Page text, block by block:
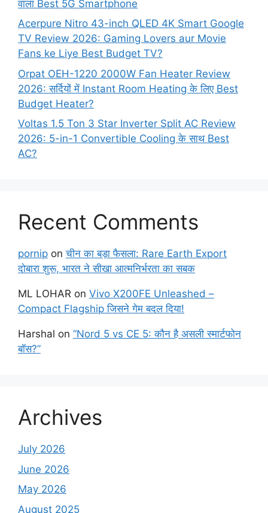
वाला Best 5G Smartphone
Acerpure Nitro 43-inch QLED 4K Smart Google
TV Review 2026: Gaming Lovers aur Movie
Fans ke Liye Best Budget TV?
Orpat OEH-1220 2000W Fan Heater Review
2026: सर्दियों में Instant Room Heating के लिए Best
Budget Heater?
Voltas 1.5 Ton 3 Star Inverter Split AC Review
2026: 5-in-1 Convertible Cooling के साथ Best
AC?
Recent Comments
pornip onचीन का बड़ा फैसला: Rare Earth Export
दोबारा शुरू, भारत ने सीखा आत्मनिर्भरता का सबक
ML LOHAR on Vivo X200FE Unleashed –
Compact Flagship जिसने गेम बदल दिया!
Harshal on “Nord 5 vs CE 5: कौन है असली स्मार्टफोन
बॉस?”
Archives
July 2026
June 2026
May 2026
August 2025